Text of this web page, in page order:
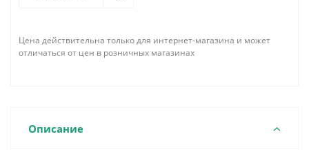
Цена действительна только для интернет-магазина и может
отличаться от цен в розничных магазинах
Описание